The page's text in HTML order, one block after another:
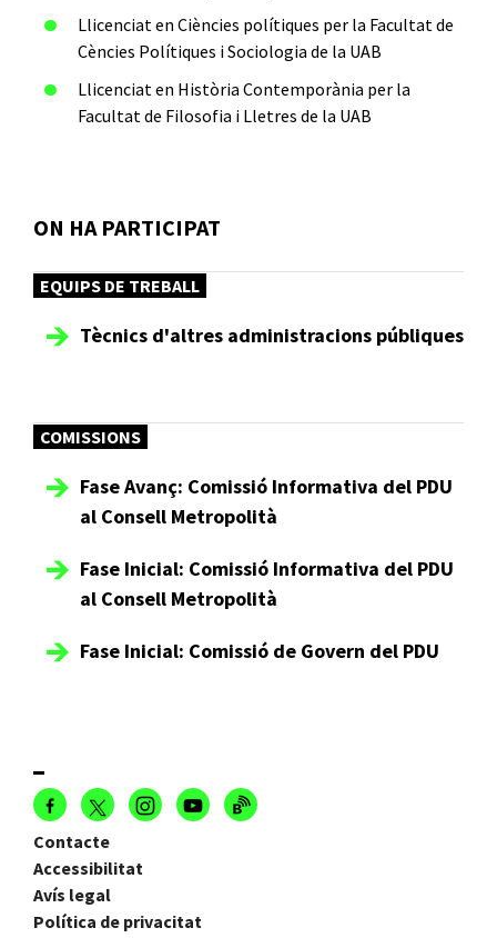
Llicenciat en Ciències polítiques per la Facultat de
Cències Polítiques i Sociologia de la UAB
Llicenciat en Història Contemporània per la
Facultat de Filosofia i Lletres de la UAB
ON HA PARTICIPAT
EQUIPS DE TREBALL
Tècnics d'altres administracions públiques
COMISSIONS
Fase Avanç: Comissió Informativa del PDU
al Consell Metropolità
Fase Inicial: Comissió Informativa del PDU
al Consell Metropolità
Fase Inicial: Comissió de Govern del PDU
Contacte
Accessibilitat
Avís legal
Política de privacitat